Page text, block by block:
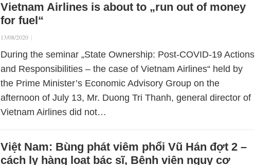
Vietnam Airlines is about to „run out of money
for fuel“
13/08/2020 |
During the seminar „State Ownership: Post-COVID-19 Actions
and Responsibilities – the case of Vietnam Airlines“ held by
the Prime Minister’s Economic Advisory Group on the
afternoon of July 13, Mr. Duong Tri Thanh, general director of
Vietnam Airlines did not…
Việt Nam: Bùng phát viêm phổi Vũ Hán đợt 2 –
cách ly hàng loạt bác sĩ, Bệnh viện nguy cơ